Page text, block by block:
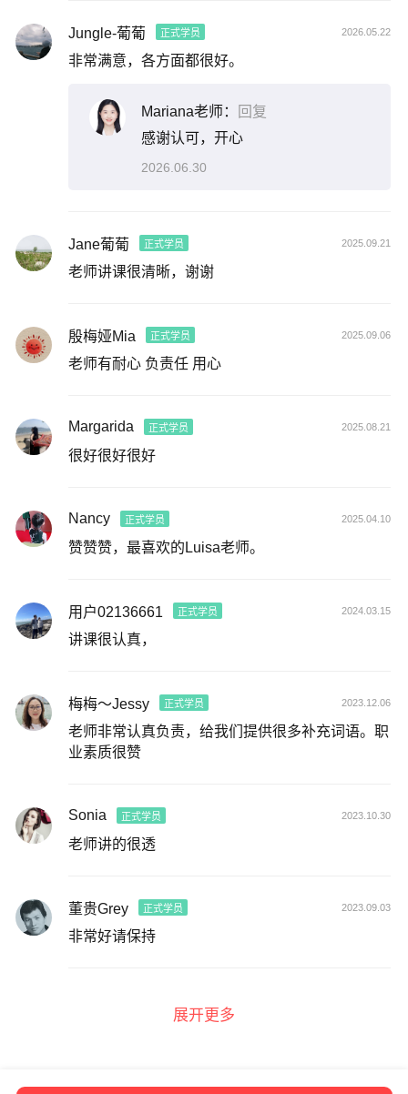
Jungle-葡葡 正式学员 2026.05.22
非常满意，各方面都很好。
Mariana老师：
回复
感谢认可，开心
2026.06.30
Jane葡葡 正式学员 2025.09.21
老师讲课很清晰，谢谢
殷梅娅Mia 正式学员 2025.09.06
老师有耐心 负责任 用心
Margarida 正式学员 2025.08.21
很好很好很好
Nancy 正式学员 2025.04.10
赞赞赞，最喜欢的Luisa老师。
用户02136661 正式学员 2024.03.15
讲课很认真，
梅梅～Jessy 正式学员 2023.12.06
老师非常认真负责，给我们提供很多补充词语。职
业素质很赞
Sonia 正式学员 2023.10.30
老师讲的很透
董贵Grey 正式学员 2023.09.03
非常好请保持
展开更多